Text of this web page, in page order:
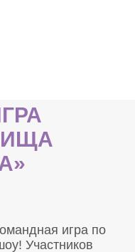
игра по
Участников